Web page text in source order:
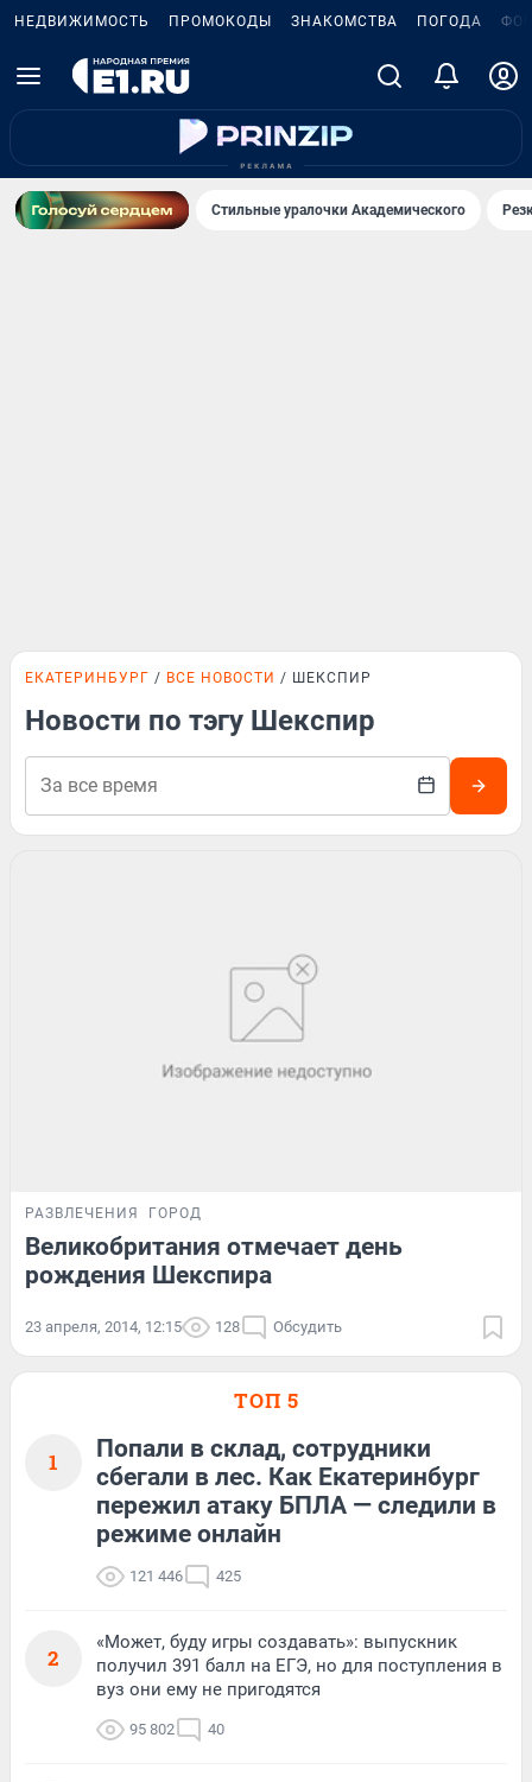
НЕДВИЖИМОСТЬ ПРОМОКОДЫ ЗНАКОМСТВА ПОГОДА
Стильные уралочки Академического
ЕКАТЕРИНБУРГ ВСЕ НОВОСТИ ШЕКСПИР
Новости по тэгу Шекспир
РАЗВЛЕЧЕНИЯ ГОРОД
Великобритания отмечает день
рождения Шекспира
23 апреля, 2014, 12:15 128 Обсудить
ТОП 5
1
Попали в склад, сотрудники
сбегали в лес. Как Екатеринбург
пережил атаку БПЛА — следили в
режиме онлайн
121 446 425
2
«Может, буду игры создавать»: выпускник
получил 391 балл на ЕГЭ, но для поступления в
вуз они ему не пригодятся
95 802 40